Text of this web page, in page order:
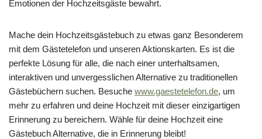
Emotionen der Hochzeitsgäste bewahrt.
Mache dein Hochzeitsgästebuch zu etwas ganz Besonderem
mit dem Gästetelefon und unseren Aktionskarten. Es ist die
perfekte Lösung für alle, die nach einer unterhaltsamen,
interaktiven und unvergesslichen Alternative zu traditionellen
Gästebüchern suchen. Besuche www.gaestetelefon.de, um
mehr zu erfahren und deine Hochzeit mit dieser einzigartigen
Erinnerung zu bereichern. Wähle für deine Hochzeit eine
Gästebuch Alternative, die in Erinnerung bleibt!